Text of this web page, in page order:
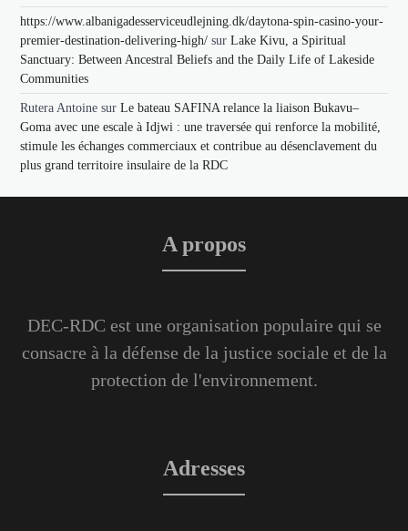
https://www.albanigadesserviceudlejning.dk/daytona-spin-casino-your-
premier-destination-delivering-high/ surLake Kivu, a Spiritual
Sanctuary: Between Ancestral Beliefs and the Daily Life of Lakeside
Communities
Rutera Antoine surLe bateau SAFINA relance la liaison Bukavu–
Goma avec une escale à Idjwi : une traversée qui renforce la mobilité,
stimule les échanges commerciaux et contribue au désenclavement du
plus grand territoire insulaire de la RDC
A propos
DEC-RDC est une organisation populaire qui se
consacre à la défense de la justice sociale et de la
protection de l'environnement.
Adresses